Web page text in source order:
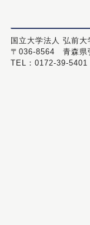
国立大学法人 弘前
〒036-8564 青森県
TEL：0172-39-